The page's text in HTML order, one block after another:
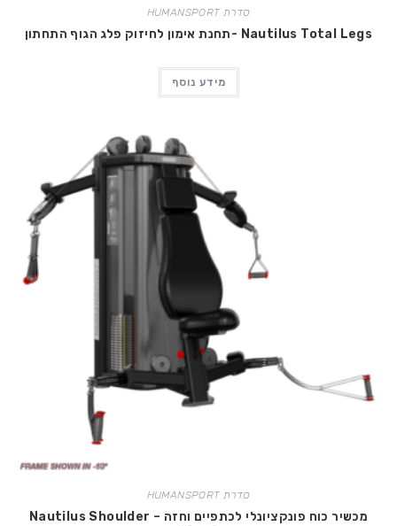
סדרת HUMANSPORT
Nautilus Total Legs -תחנת אימון לחיזוק פלג הגוף התחתון
מידע נוסף
סדרת HUMANSPORT
מכשיר כוח פונקציונלי לכתפיים וחזה – Nautilus Shoulder